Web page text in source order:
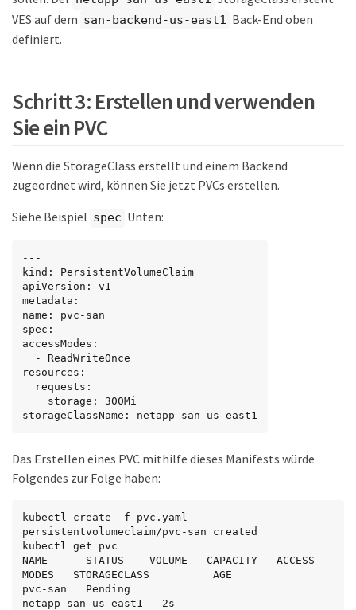
VES auf dem san-backend-us-east1 Back-End oben
definiert.
Schritt 3: Erstellen und verwenden
Sie ein PVC
Wenn die StorageClass erstellt und einem Backend
zugeordnet wird, können Sie jetzt PVCs erstellen.
Siehe Beispiel spec Unten:
---
kind: PersistentVolumeClaim
apiVersion: v1
metadata:
name: pvc-san
spec:
accessModes:
resources:
storageClassName: netapp-san-us-east1
Das Erstellen eines PVC mithilfe dieses Manifests würde
Folgendes zur Folge haben:
kubectl create -f pvc.yaml
persistentvolumeclaim/pvc-san created
kubectl get pvc
NAME      STATUS    VOLUME   CAPACITY   ACCESS
MODES   STORAGECLASS          AGE
pvc-san   Pending
netapp-san-us-east1   2s